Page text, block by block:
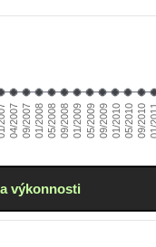
04/200709/200701/200805/200809/200801/200905/200909/200901/201005/201009/2010
výkonnosti